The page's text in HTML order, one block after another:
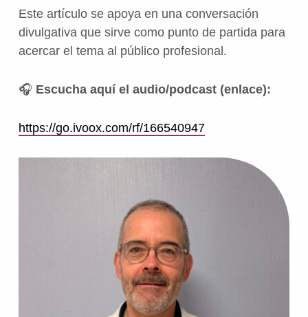
Este artículo se apoya en una conversación
divulgativa que sirve como punto de partida para
acercar el tema al público profesional.
🎧 Escucha aquí el audio/podcast (enlace):
https://go.ivoox.com/rf/166540947